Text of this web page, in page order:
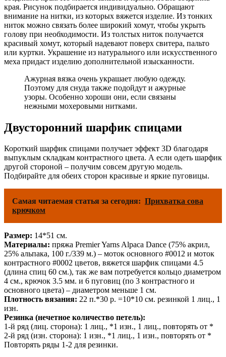
края. Рисунок подбирается индивидуально. Обращают
внимание на нитки, из которых вяжется изделие. Из тонких
ниток можно связать более широкий хомут, чтобы укрыть
голову при необходимости. Из толстых ниток получается
красивый хомут, который надевают поверх свитера, пальто
или куртки. Украшение из натурального или искусственного
меха придаст изделию дополнительной изысканности.
Ажурная вязка очень украшает любую одежду.
Поэтому для снуда также подойдут и ажурные
узоры. Особенно хороши они, если связаны
нежными мохеровыми нитками.
Двусторонний шарфик спицами
Короткий шарфик спицами получает эффект 3D благодаря
выпуклым складкам контрастного цвета. А если одеть шарфик
другой стороной – получим совсем другую модель.
Подбирайте для обеих сторон красивые и яркие пуговицы.
Самая читаемая статья за сегодня: Прихватка сова
крючком
Размер: 14*51 см.
Материалы: пряжа Premier Yarns Alpaca Dance (75% акрил,
25% альпака, 100 г./339 м.) – моток основного #0012 и моток
контрастного #0002 цветов, вяжется шарфик спицами 4.5
(длина спиц 60 см.), так же вам потребуется кольцо диаметром
4 см., крючок 3.5 мм. и 6 пуговиц (по 3 контрастного и
основного цвета) – диаметром меньше 1 см.
Плотность вязания: 22 п.*30 р. =10*10 см. резинкой 1 лиц., 1
изн.
Резинка (нечетное количество петель):
1-й ряд (лиц. сторона): 1 лиц., *1 изн., 1 лиц., повторять от *
2-й ряд (изн. сторона): 1 изн., *1 лиц., 1 изн., повторять от *
Повторять ряды 1-2 для резинки.